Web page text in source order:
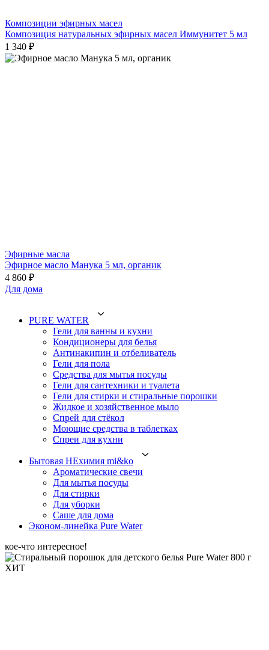
Композиции эфирных масел
Композиция натуральных эфирных масел Иммунитет 5 мл
1 340 ₽
Эфирные масла
Эфирное масло Манука 5 мл, органик
4 860 ₽
Для дома
PURE WATER
Гели для ванны и кухни
Кондиционеры для белья
Антинакипин и отбеливатель
Гели для пола
Средства для мытья посуды
Гели для сантехники и туалета
Гели для стирки и стиральные порошки
Жидкое и хозяйственное мыло
Спрей для стёкол
Моющие средства в таблетках
Спреи для кухни
Бытовая НЕхимия mi&ko
Ароматические свечи
Для мытья посуды
Для стирки
Для уборки
Саше для дома
Эконом-линейка Pure Water
кое-что интересное!
ХИТ